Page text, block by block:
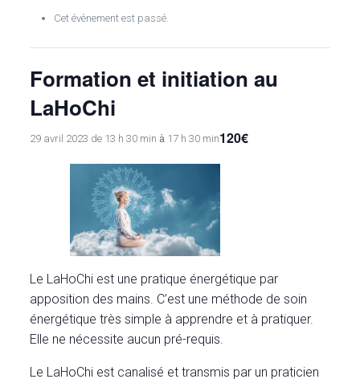
Cet évènement est passé.
Formation et initiation au
LaHoChi
29 avril 2023 de 13 h 30 min à 17 h 30 min120€
Le LaHoChi est une pratique énergétique par
apposition des mains. C’est une méthode de soin
énergétique très simple à apprendre et à pratiquer.
Elle ne nécessite aucun pré-requis.
Le LaHoChi est canalisé et transmis par un praticien